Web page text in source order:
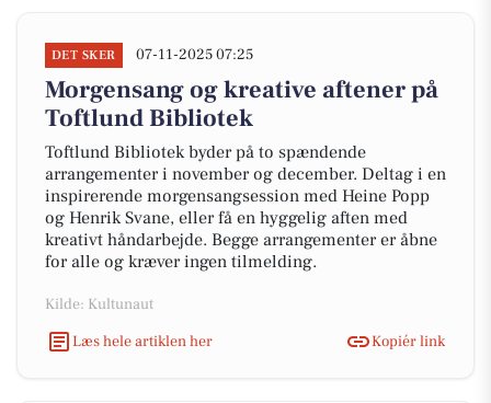
DET SKER 07-11-2025 07:25
Morgensang og kreative aftener på
Toftlund Bibliotek
Toftlund Bibliotek byder på to spændende
arrangementer i november og december. Deltag i en
inspirerende morgensangsession med Heine Popp
og Henrik Svane, eller få en hyggelig aften med
kreativt håndarbejde. Begge arrangementer er åbne
for alle og kræver ingen tilmelding.
Kilde: Kultunaut
Læs hele artiklen her
Kopiér link